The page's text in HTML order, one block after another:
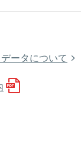
ータについて